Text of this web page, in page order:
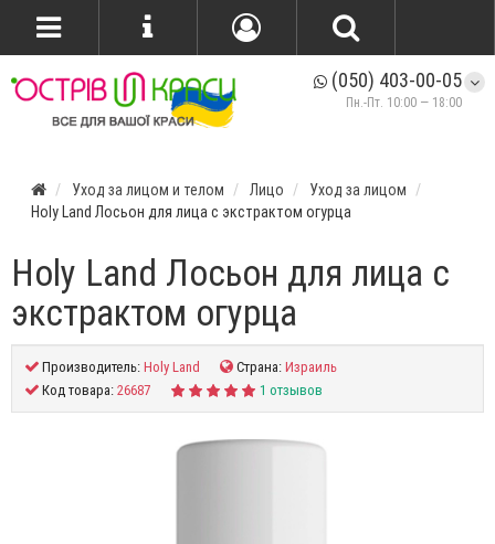
(050) 403-00-05
Пн.-Пт. 10:00 — 18:00
Уход за лицом и телом Лицо
Уход за лицом
Holy Land Лосьон для лица с экстрактом огурца
Holy Land Лосьон для лица с
экстрактом огурца
Производитель:Holy Land Страна:Израиль
Код товара:26687 1 отзывов